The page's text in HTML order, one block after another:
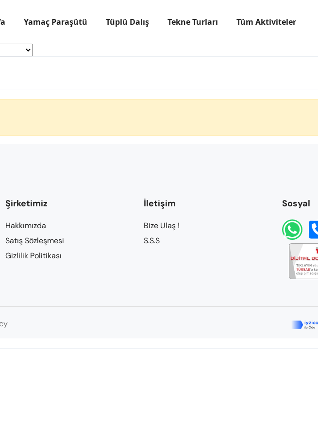
Yamaç Paraşütü Tüplü Dalış Tekne Turları Tüm Aktiviteler
Şirketimiz
Hakkımızda
Satış Sözleşmesi
Gizlilik Politikası
İletişim
Bize Ulaş !
S.S.S
Sosyal